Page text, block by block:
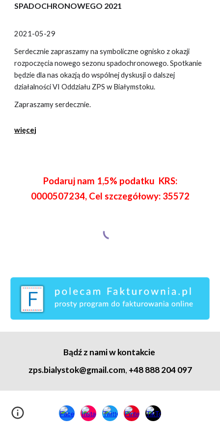
SPADOCHRONOWEGO 2021
2021-05-29
Serdecznie zapraszamy na symboliczne ognisko z okazji
rozpoczęcia nowego sezonu spadochronowego. Spotkanie
będzie dla nas okazją do wspólnej dyskusji o dalszej
działalności VI Oddziału ZPS w Białymstoku.
Zapraszamy serdecznie.
więcej
Podaruj nam 1,5% podatku KRS:
0000507234, Cel szczegółowy: 35572
Bądź z nami w kontakcie
zps.bialystok@gmail.com, +48 888 204 097